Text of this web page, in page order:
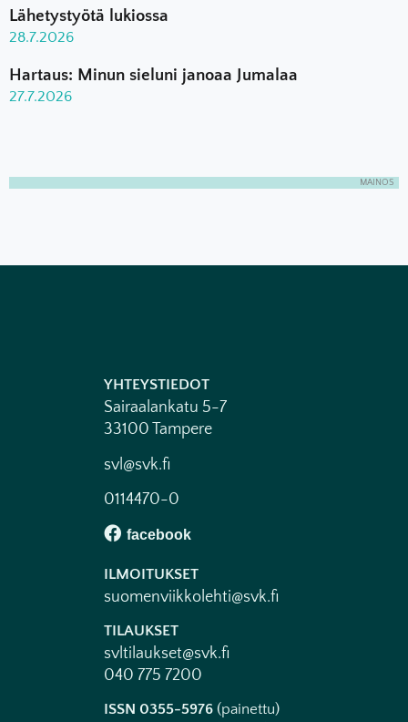
Lähetystyötä lukiossa
28.7.2026
Hartaus: Minun sieluni janoaa Jumalaa
27.7.2026
MAINOS
YHTEYSTIEDOT
Sairaalankatu 5-7
33100 Tampere
svl@svk.fi
0114470-0
ILMOITUKSET
suomenviikkolehti@svk.fi
TILAUKSET
svltilaukset@svk.fi
040 775 7200
ISSN 0355-5976 (painettu)